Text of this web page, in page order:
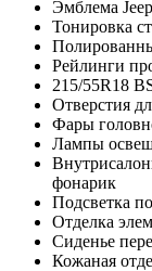
Эмблема Jeep
Тонировка
Рейлинги
215/55R18
Отверстия
Фары
Лампы
фонарик
Подсветка
Отделка
Сиденье
Кожаная